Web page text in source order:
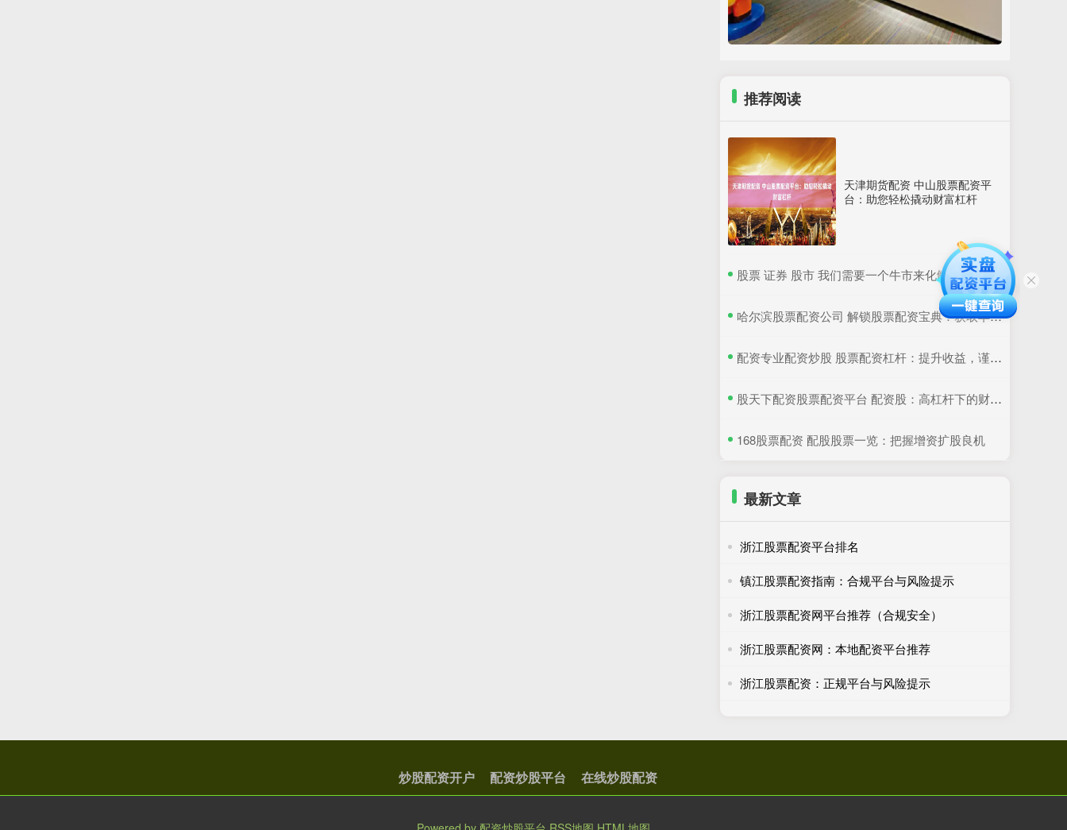
推荐阅读
天津期货配资 中山股票配资平
台：助您轻松撬动财富杠杆
​股票 证券 股市 我们需要一个牛市来化解债务问题, 但你不能是无脑投资者, 时代变
​哈尔滨股票配资公司 解锁股票配资宝典：获取丰富资源，助你投资无忧
​配资专业配资炒股 股票配资杠杆：提升收益，谨慎操作
​股天下配资股票配资平台 配资股：高杠杆下的财富密码还是风险陷阱？
​168股票配资 配股股票一览：把握增资扩股良机
最新文章
浙江股票配资平台排名
镇江股票配资指南：合规平台与风险提示
浙江股票配资网平台推荐（合规安全）
浙江股票配资网：本地配资平台推荐
浙江股票配资：正规平台与风险提示
炒股配资开户 配资炒股平台 在线炒股配资